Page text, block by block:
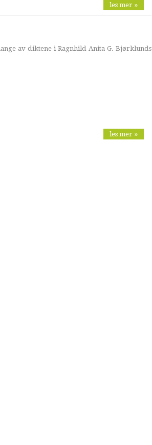
les mer »
av diktene i Ragnhild Anita G. Bjørklunds
les mer »